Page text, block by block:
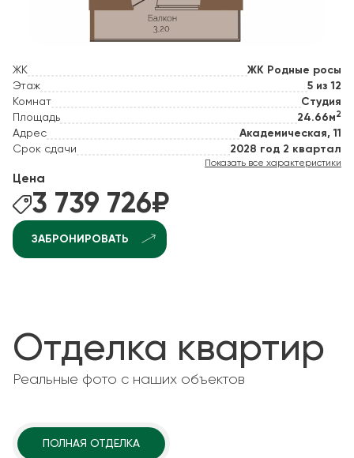
ЖК
ЖК Родные росы
Этаж
5 из 12
Комнат
Студия
Площадь
24.66м 2
Адрес
Академическая, 11
Срок сдачи
2028 год 2 квартал
Показать все характеристики
Цена
3 739 726₽
ЗАБРОНИРОВАТЬ
Отделка квартир
Реальные фото с наших объектов
ПОЛНАЯ ОТДЕЛКА